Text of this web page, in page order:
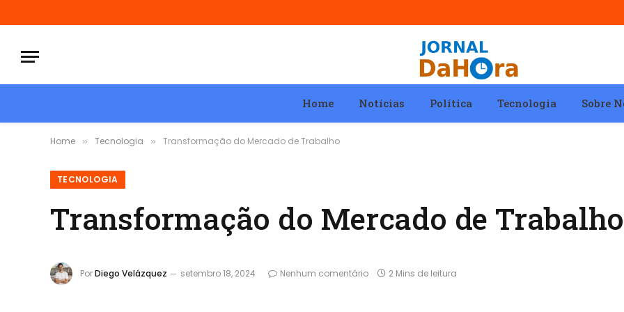
Home Notícias Política Tecnologia Sobre
Home » Tecnologia » Transformação do Mercado de Trabalho
TECNOLOGIA
Transformação do Mercado de Trabalho
PorDiego Velázquez setembro 18, 2024 Nenhum comentário 2 Mins de leitura